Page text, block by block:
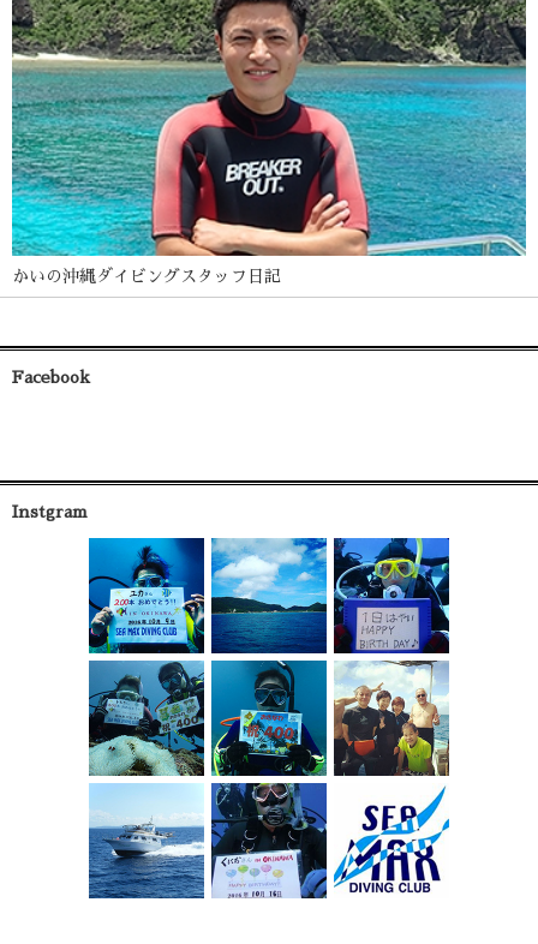
かいの沖縄ダイビングスタッフ日記
Facebook
Instgram